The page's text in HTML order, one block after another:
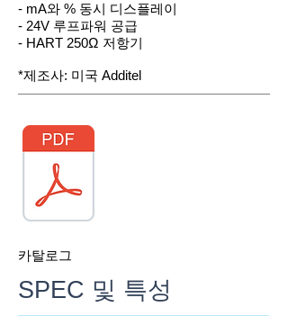
- mA와 % 동시 디스플레이
- 24V 루프파워 공급
- HART 250Ω 저항기
*제조사: 미국 Additel
카탈로그
​SPEC 및 특성